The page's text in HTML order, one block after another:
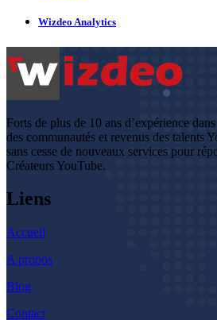
Wizdeo Analytics
Forts de plus de 10 ans d’expérience
des communautés et revenus des talents
sans cesse de nouveaux services pour
Créateurs YouTube.
Liens
Accueil
A propos
Blog
Contact